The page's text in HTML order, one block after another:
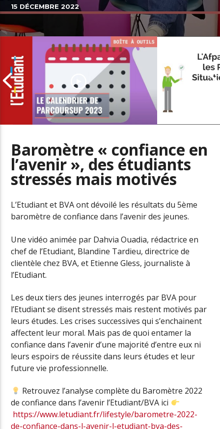
15 DÉCEMBRE 2022
Parcoursup 2023 : les dates à ne
pas manquer
L’offre de
personnes
handicap
Baromètre « confiance en
l’avenir », des étudiants
stressés mais motivés
L’Etudiant et BVA ont dévoilé les résultats du 5ème
baromètre de confiance dans l’avenir des jeunes.
Une vidéo animée par Dahvia Ouadia, rédactrice en
chef de l’Etudiant, Blandine Tardieu, directrice de
clientèle chez BVA, et Etienne Gless, journaliste à
l’Etudiant.
Les deux tiers des jeunes interrogés par BVA pour
l’Etudiant se disent stressés mais restent motivés par
leurs études. Les crises successives qui s’enchainent
affectent leur moral. Mais pas de quoi entamer la
confiance dans l’avenir d’une majorité d’entre eux ni
leurs espoirs de réussite dans leurs études et leur
future vie professionnelle.
Retrouvez l’analyse complète du Baromètre 2022
de confiance dans l’avenir l’Etudiant/BVA ici
https://www.letudiant.fr/lifestyle/barometre-2022-
de-confiance-dans-l-avenir-l-etudiant-bva-des-